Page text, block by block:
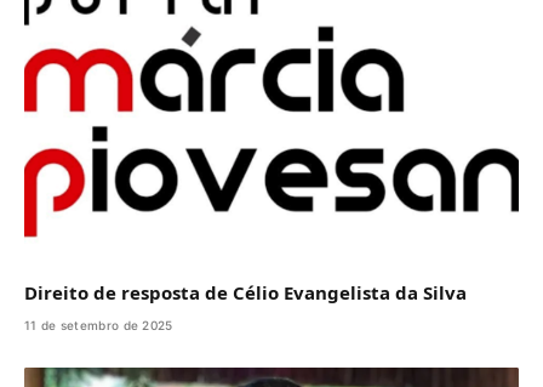
Direito de resposta de Célio Evangelista da Silva
11 de setembro de 2025